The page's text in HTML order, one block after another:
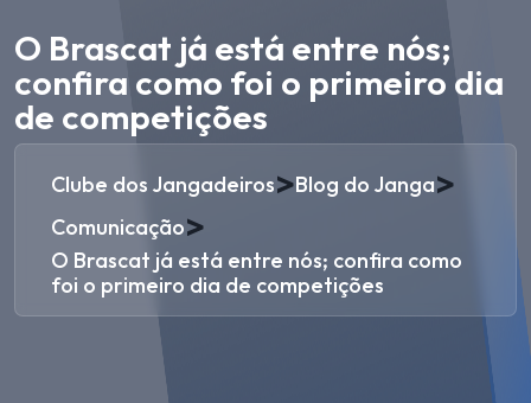
O Brascat já está entre nós;
confira como foi o primeiro dia
de competições
Clube dos Jangadeiros>Blog do Janga>
Comunicação>
O Brascat já está entre nós; confira como
foi o primeiro dia de competições